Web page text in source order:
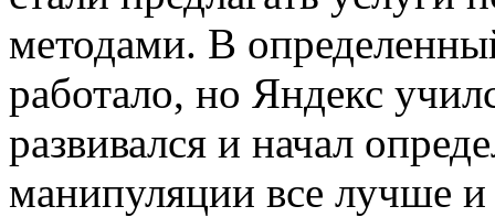
методами. В
работало, но Яндекс
развивался и начал
манипуляции все лучше